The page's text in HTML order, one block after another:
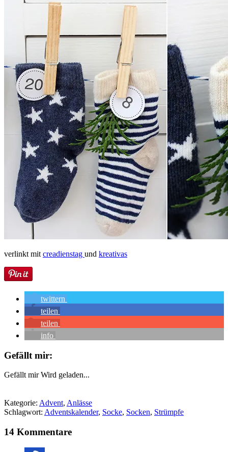
verlinkt mit creadienstag und kreativas
twittern
teilen
teilen
info
Gefällt mir:
Gefällt mir Wird geladen...
Kategorie: Advent, Anlässe
Schlagwort: Adventskalender, Socke, Socken, Strümpfe
14 Kommentare